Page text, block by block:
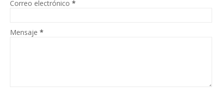
Correo electrónico *
Mensaje *